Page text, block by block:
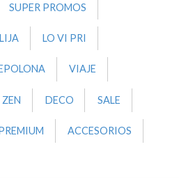
SUPER PROMOS
LO VI PRI
VIAJE
ZEN DECO SALE
ACCESORIOS